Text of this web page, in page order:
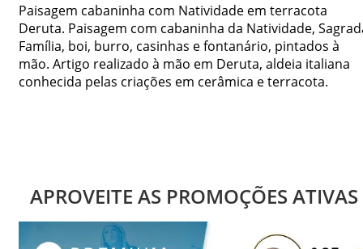
Paisagem cabaninha com Natividade em terracota
Deruta. Paisagem com cabaninha da Natividade,
Família, boi, burro, casinhas e fontanário, pintados à
mão. Artigo realizado à mão em Deruta, aldeia italiana
conhecida pelas criações em cerâmica e terracota.
APROVEITE AS PROMOÇÕES ATIVAS